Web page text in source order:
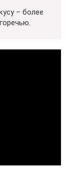
– более